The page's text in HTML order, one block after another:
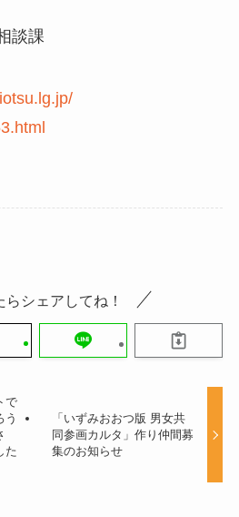
談課
らシェアしてね！
で
う
た
「いずみおおつ版 男女共
同参画カルタ」作り仲間募
集のお知らせ